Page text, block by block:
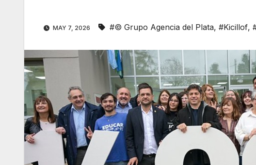
MAY 7, 2026 #© Grupo Agencia del Plata, #Kicillof,